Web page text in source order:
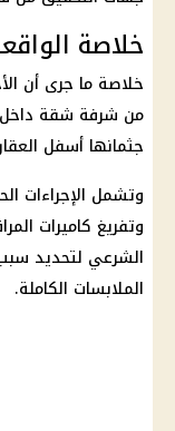
خلاصة
خلاصة ما جرى أن
جثمانها أسفل
وتشمل الإجراءات
وتفريغ كاميرات
الشرعي لتحديد سبب
الملابسات الكاملة.